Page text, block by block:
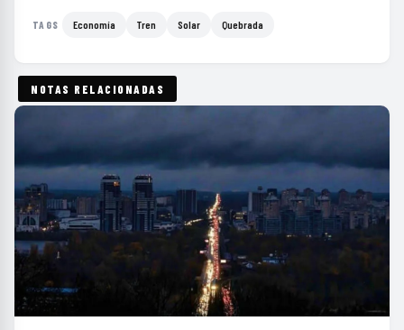
TAGS Economía Tren Solar Quebrada
NOTAS RELACIONADAS